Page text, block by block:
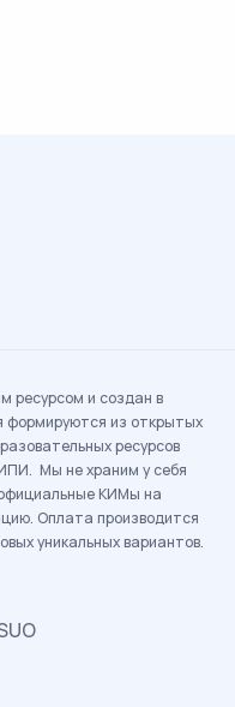
ресурсом и создан в
формируются из открытых
ресурсов
Мы не храним у себя
КИМы на
Оплата производится
уникальных вариантов.